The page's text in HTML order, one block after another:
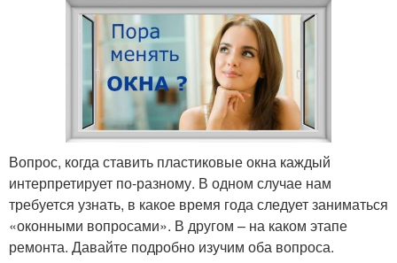
Вопрос, когда ставить пластиковые окна каждый
интерпретирует по-разному. В одном случае нам
требуется узнать, в какое время года следует заниматься
«оконными вопросами». В другом – на каком этапе
ремонта. Давайте подробно изучим оба вопроса.